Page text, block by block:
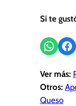
Si te
Compartir en
Ver más:
Otros:
Queso